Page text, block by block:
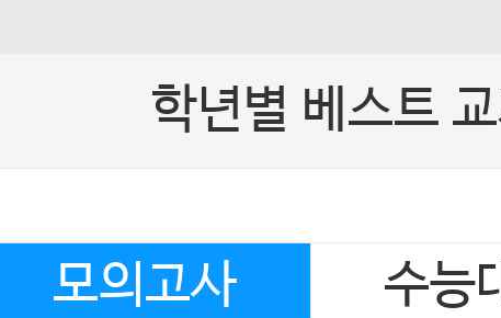
학년별 베스트
모의고사
수능